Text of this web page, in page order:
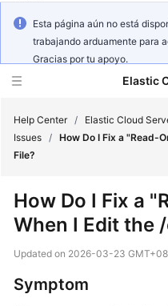
Esta página aún no está
trabajando arduamente para
Gracias por tu apoyo.
Elastic
Service
Billing
Help Center / Elastic Cloud
Issues / How Do I Fix a "Read-
File?
How Do I Fix a
When I Edit the
Updated on 2026-03-23
Symptom